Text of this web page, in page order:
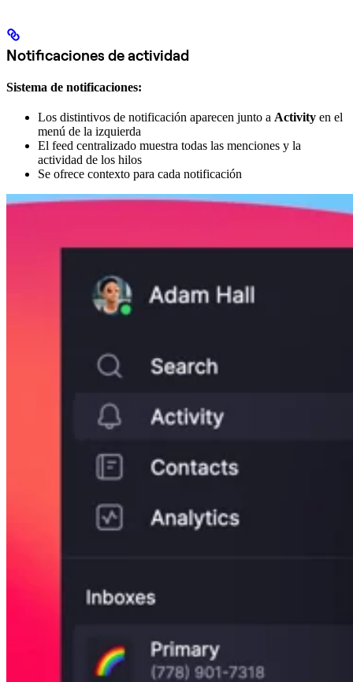
Notificaciones de actividad
Sistema de notificaciones:
Los distintivos de notificación aparecen junto a Activity en el
menú de la izquierda
El feed centralizado muestra todas las menciones y la
actividad de los hilos
Se ofrece contexto para cada notificación